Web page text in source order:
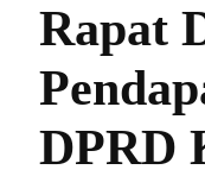
Rapat
DPRD